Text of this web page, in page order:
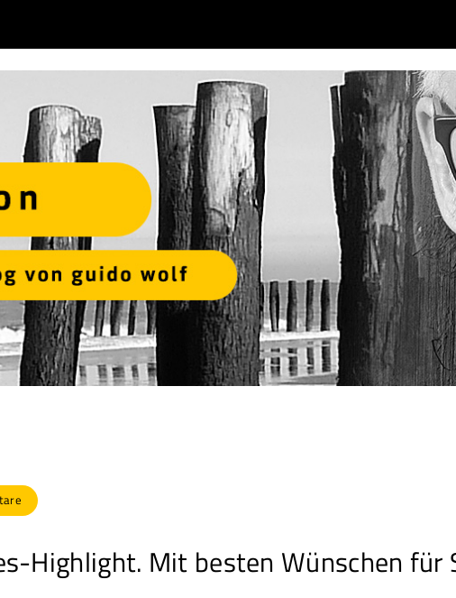
Highlight. Mit besten Wünschen für